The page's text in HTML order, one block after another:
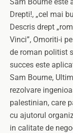
Drepti!, „cel mai
Descris drept
Vinci”, Omoriti-i
de roman politist
succes este
Sam Bourne,
rezolvare
palestinian, care
cu ajutorul
in calitate de